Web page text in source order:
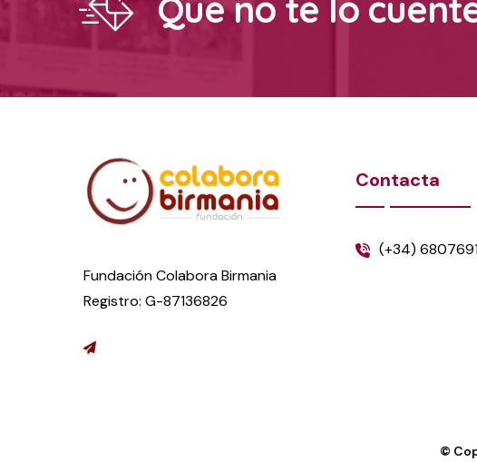
Que no te lo
Fundación Colabora Birmania
Registro: G-87136826
Contacta
(+34)
©